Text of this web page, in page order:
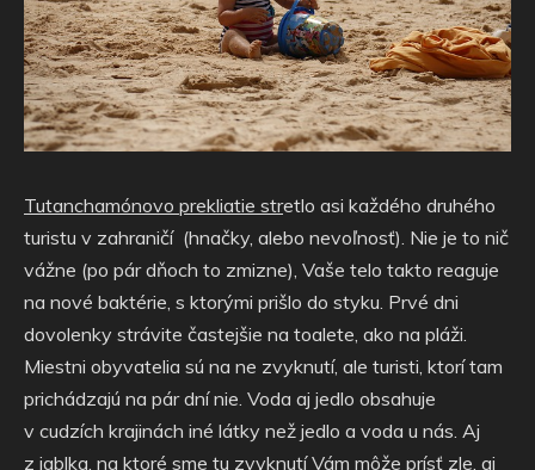
Tutanchamónovo prekliatie stretlo asi každého druhého
turistu v zahraničí (hnačky, alebo nevoľnosť). Nie je to nič
vážne (po pár dňoch to zmizne), Vaše telo takto reaguje
na nové baktérie, s ktorými prišlo do styku. Prvé dni
dovolenky strávite častejšie na toalete, ako na pláži.
Miestni obyvatelia sú na ne zvyknutí, ale turisti, ktorí tam
prichádzajú na pár dní nie. Voda aj jedlo obsahuje
v cudzích krajinách iné látky než jedlo a voda u nás. Aj
z jablka, na ktoré sme tu zvyknutí Vám môže prísť zle, aj